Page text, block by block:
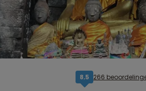
8,5 266